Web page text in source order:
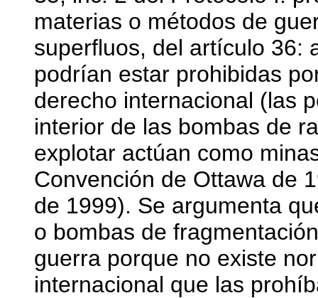
materias o métodos de
superfluos, del artículo 36:
podrían estar prohibidas
derecho internacional (las
interior de las bombas de
explotar actúan como
Convención de Ottawa de
de 1999). Se argumenta
o bombas de
guerra porque no existe
internacional que las